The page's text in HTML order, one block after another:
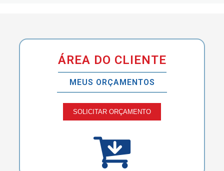
ÁREA DO CLIENTE
MEUS ORÇAMENTOS
SOLICITAR ORÇAMENTO